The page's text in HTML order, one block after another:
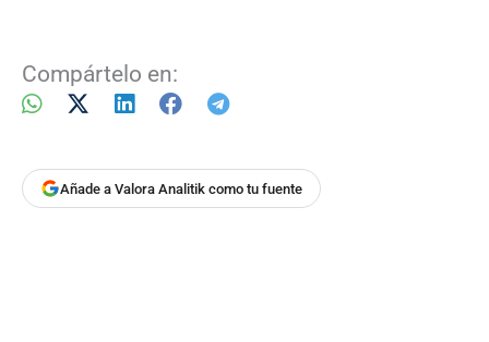
Compártelo en:
Añade a Valora Analitik como tu fuente